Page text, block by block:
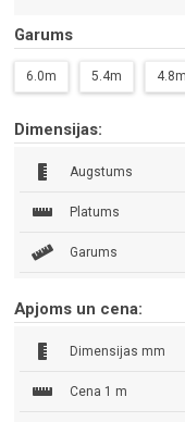
Garums
6.0m 5.4m 4.8m
Dimensijas:
Augstums
Platums
Garums
Apjoms un cena:
Dimensijas mm
Cena 1 m